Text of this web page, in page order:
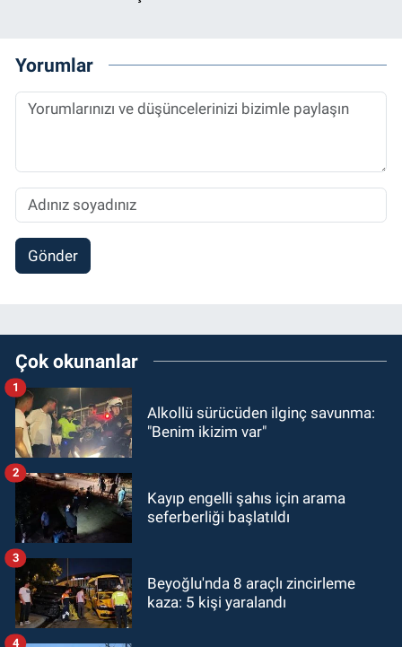
Yorumlar
Gönder
Çok okunanlar
Alkollü sürücüden ilginç savunma:
"Benim ikizim var"
1
Kayıp engelli şahıs için arama
seferberliği başlatıldı
2
Beyoğlu'nda 8 araçlı zincirleme
kaza: 5 kişi yaralandı
3
4